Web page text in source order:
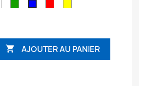
BlancVert Bleu RougeJaune
 AJOUTER AU PANIER